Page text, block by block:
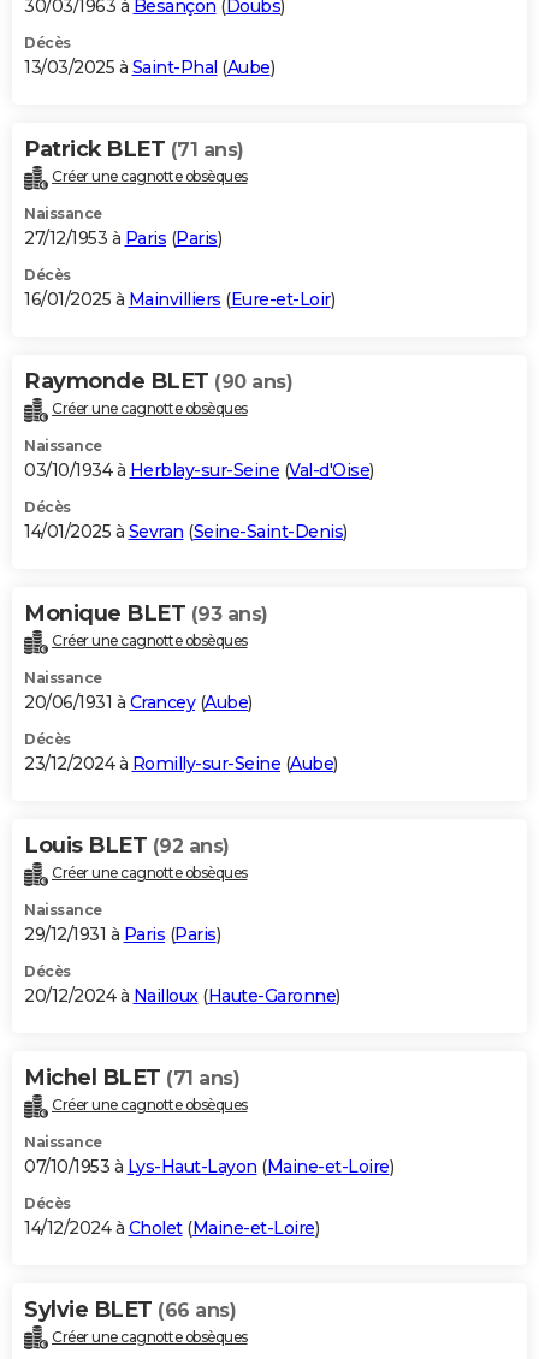
30/03/1963 à Besançon ( Doubs)
Décès
13/03/2025 à Saint-Phal (Aube)
Patrick BLET (71 ans)
Créer une cagnotte obsèques
Naissance
27/12/1953 à Paris (Paris)
Décès
16/01/2025 à Mainvilliers (Eure-et-Loir)
Raymonde BLET (90 ans)
Créer une cagnotte obsèques
Naissance
03/10/1934 à Herblay-sur-Seine (Val-d'Oise)
Décès
14/01/2025 à Sevran (Seine-Saint-Denis)
Monique BLET (93 ans)
Créer une cagnotte obsèques
Naissance
20/06/1931 à Crancey(Aube)
Décès
23/12/2024 à Romilly-sur-Seine (Aube)
Louis BLET (92 ans)
Créer une cagnotte obsèques
Naissance
29/12/1931 à Paris (Paris)
Décès
20/12/2024 à Nailloux(Haute-Garonne)
Michel BLET (71 ans)
Créer une cagnotte obsèques
Naissance
07/10/1953 à Lys-Haut-Layon (Maine-et-Loire)
Décès
14/12/2024 à Cholet(Maine-et-Loire)
Sylvie BLET (66 ans)
Créer une cagnotte obsèques